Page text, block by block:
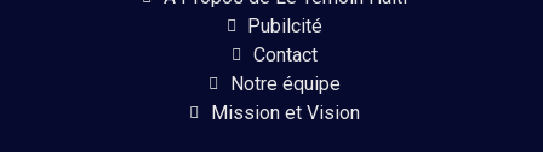
Pubilcité
Contact
Notre équipe
Mission et Vision